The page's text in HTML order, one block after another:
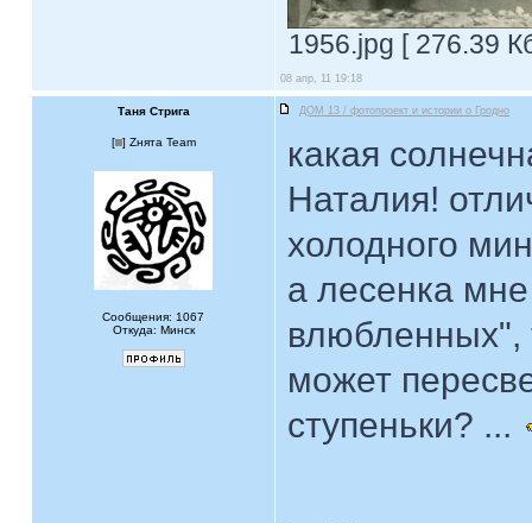
1956.jpg [ 276.39
08 апр, 11 19:18
Таня Стрига ДОМ 13 / фотопроект и истории о Гродно
[ ] Zнята Team
Сообщения: 1067
Откуда: Минск
какая
Наталия!
холодного
а лесенка
влюбленных",
может
ступеньки? ...